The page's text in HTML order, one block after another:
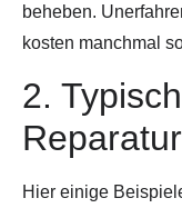
beheben.
kosten manchmal
2.
Hier einige